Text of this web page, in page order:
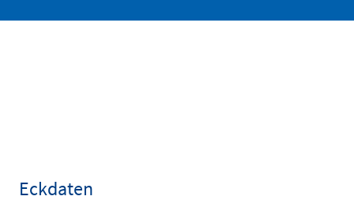
Eckdaten